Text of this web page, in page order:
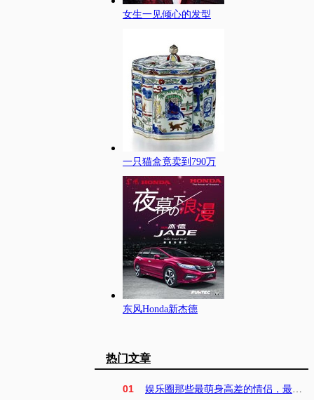
女生一见倾心的发型
一只猫盒竟卖到790万
东风Honda新杰德
热门文章
01 娱乐圈那些最萌身高差的情侣，最后一对无可复制！